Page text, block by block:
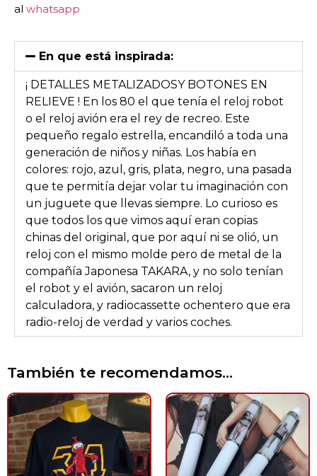
al whatsapp
En que está inspirada:
¡ DETALLES METALIZADOSY BOTONES EN
RELIEVE ! En los 80 el que tenía el reloj robot
o el reloj avión era el rey de recreo. Este
pequeño regalo estrella, encandiló a toda una
generación de niños y niñas. Los había en
colores: rojo, azul, gris, plata, negro, una pasada
que te permitía dejar volar tu imaginación con
un juguete que llevas siempre. Lo curioso es
que todos los que vimos aquí eran copias
chinas del original, que por aquí ni se olió, un
reloj con el mismo molde pero de metal de la
compañía Japonesa TAKARA, y no solo tenían
el robot y el avión, sacaron un reloj
calculadora, y radiocassette ochentero que era
radio-reloj de verdad y varios coches.
También te recomendamos…